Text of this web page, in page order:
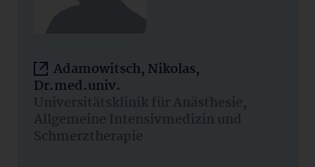
Adamowitsch, Nikolas,
Dr.med.univ.
Universitätsklinik für Anästhesie,
Allgemeine Intensivmedizin und
Schmerztherapie